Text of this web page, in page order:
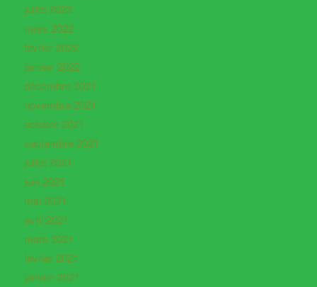
juillet 2022
mars 2022
février 2022
janvier 2022
décembre 2021
novembre 2021
octobre 2021
septembre 2021
juillet 2021
juin 2021
mai 2021
avril 2021
mars 2021
février 2021
janvier 2021